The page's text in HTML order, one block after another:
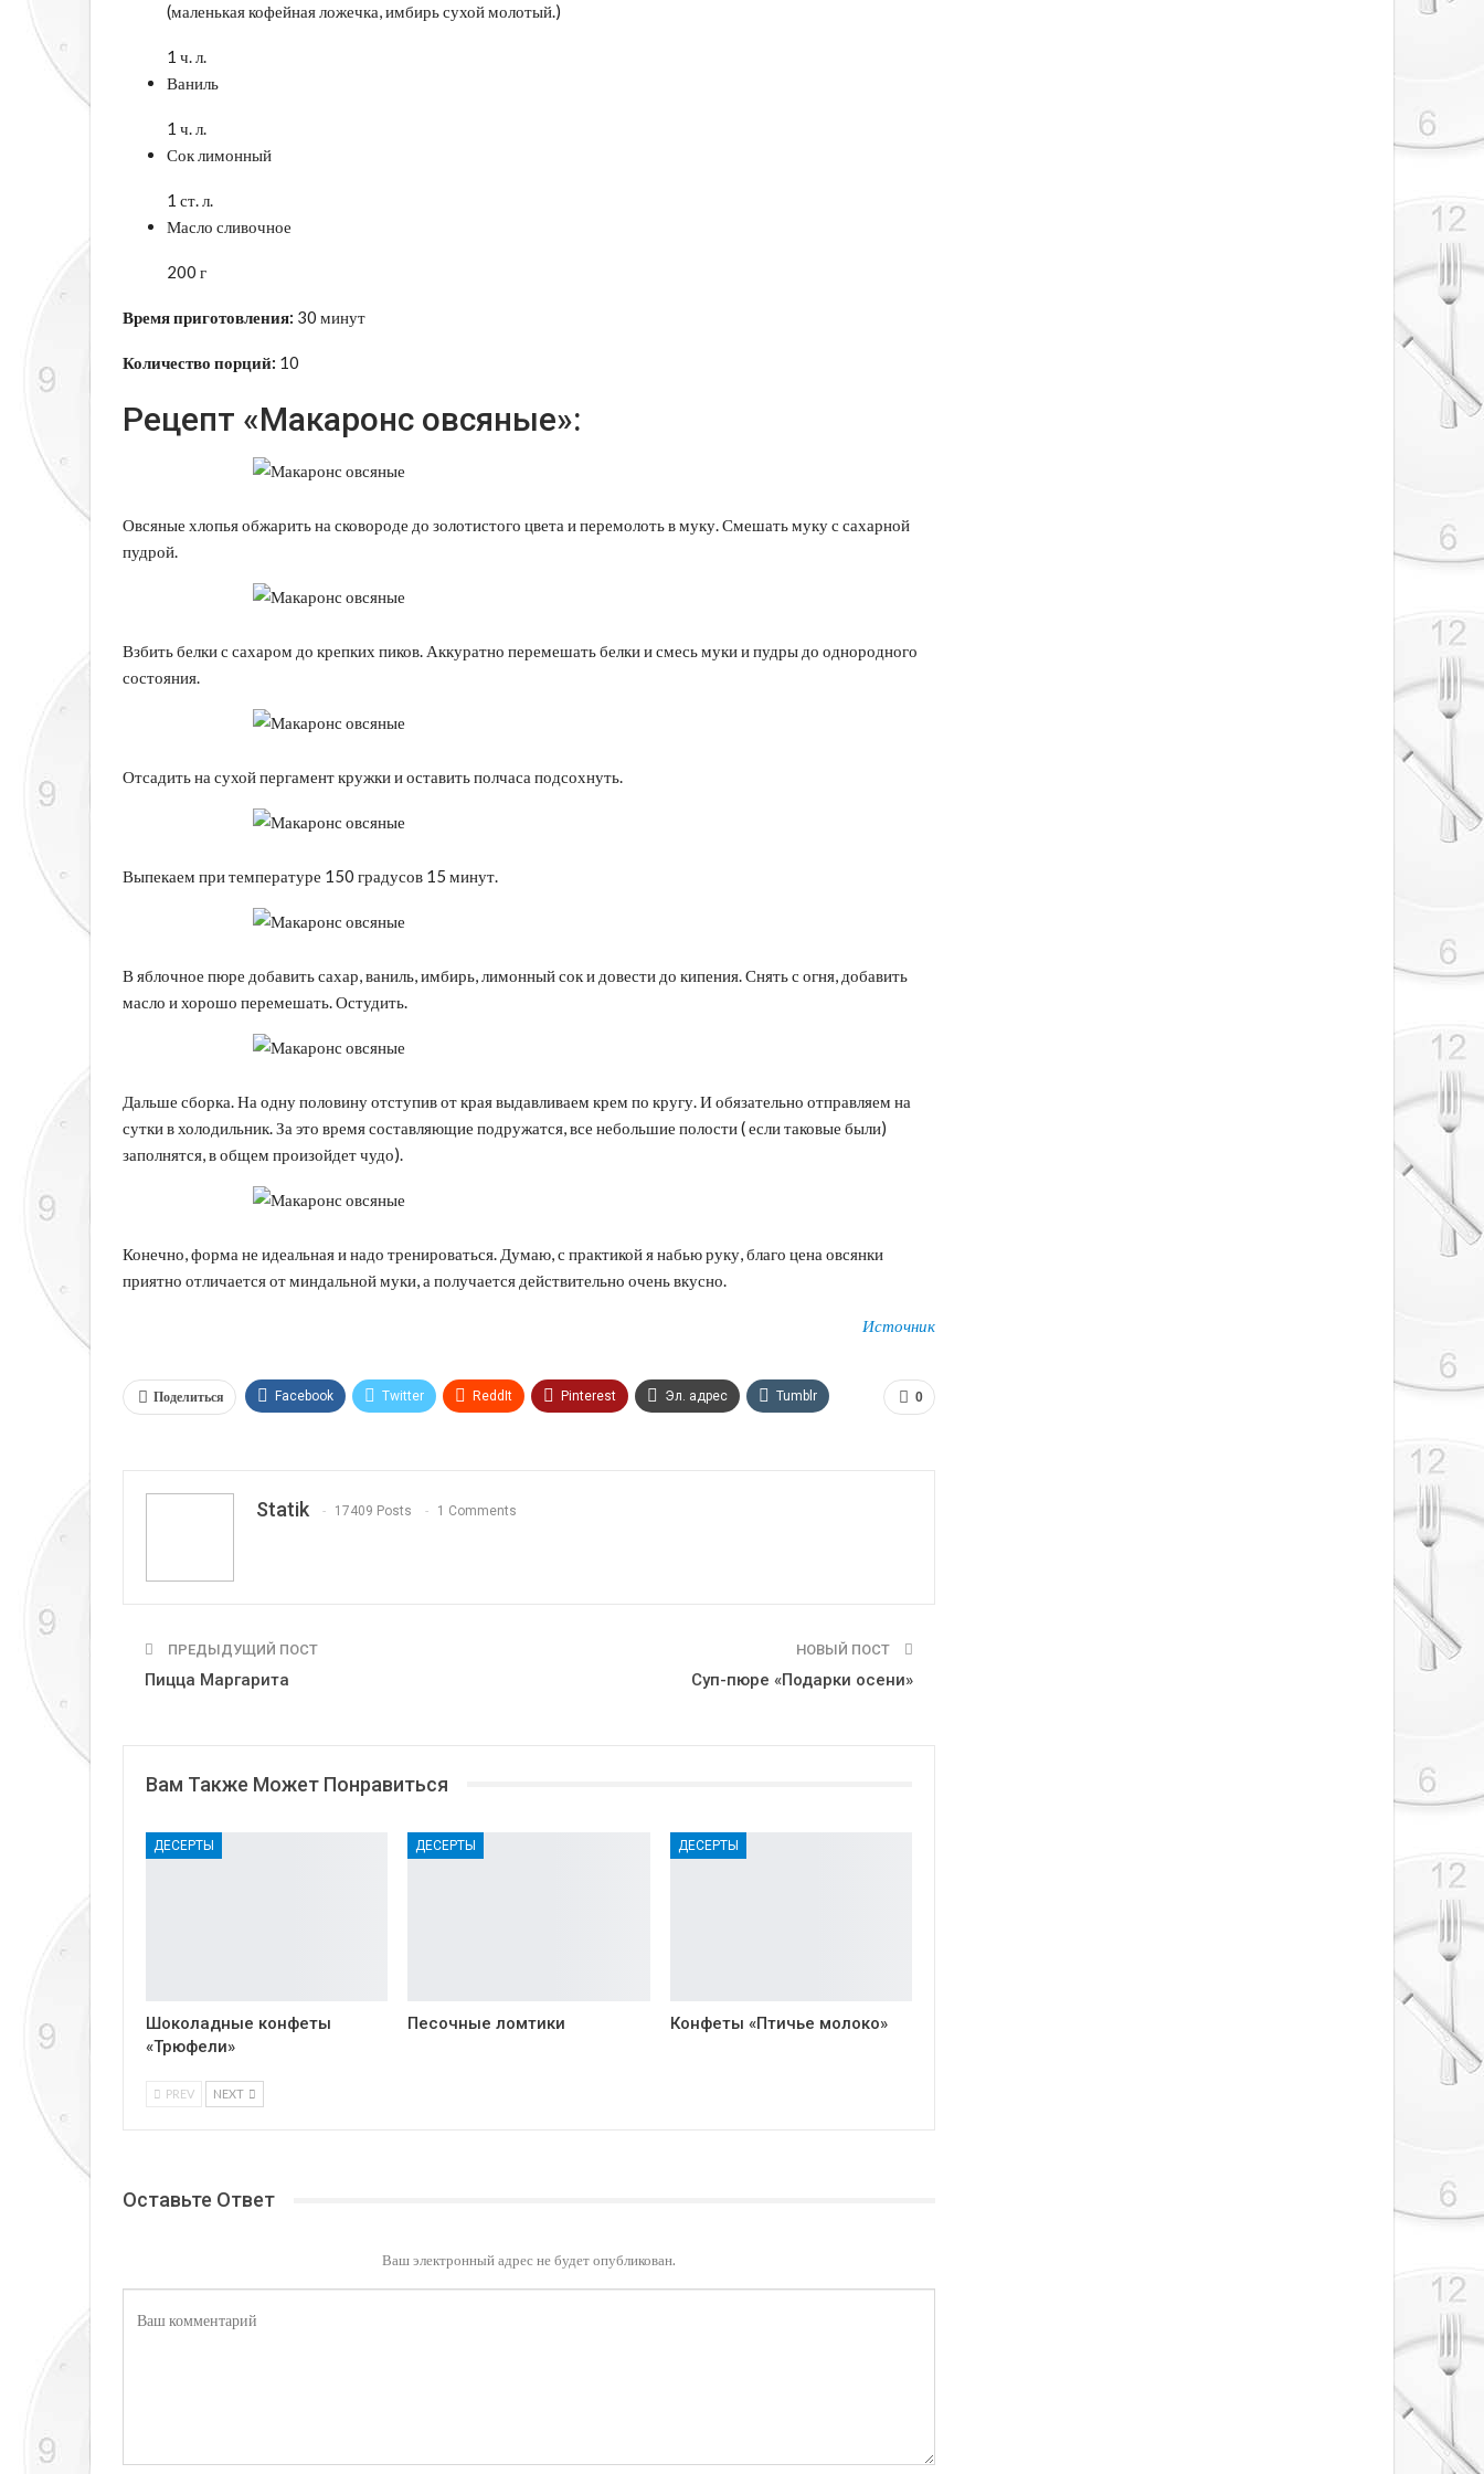
(маленькая кофейная ложечка, имбирь сухой молотый.)
1 ч. л.
Ваниль
1 ч. л.
Сок лимонный
1 ст. л.
Масло сливочное
200 г
Время приготовления: 30 минут
Количество порций: 10
Рецепт «Макаронс овсяные»:
Овсяные хлопья обжарить на сковороде до золотистого цвета и перемолоть в муку. Смешать муку с сахарной
пудрой.
Взбить белки с сахаром до крепких пиков. Аккуратно перемешать белки и смесь муки и пудры до однородного
состояния.
Отсадить на сухой пергамент кружки и оставить полчаса подсохнуть.
Выпекаем при температуре 150 градусов 15 минут.
В яблочное пюре добавить сахар, ваниль, имбирь, лимонный сок и довести до кипения. Снять с огня, добавить
масло и хорошо перемешать. Остудить.
Дальше сборка. На одну половину отступив от края выдавливаем крем по кругу. И обязательно отправляем на
сутки в холодильник. За это время составляющие подружатся, все небольшие полости ( если таковые были)
заполнятся, в общем произойдет чудо).
Конечно, форма не идеальная и надо тренироваться. Думаю, с практикой я набью руку, благо цена овсянки
приятно отличается от миндальной муки, а получается действительно очень вкусно.
Источник
0
Поделиться Facebook Twitter ReddIt Pinterest Эл. адрес Tumblr
Statik 17409 Posts 1 Comments
ПРЕДЫДУЩИЙ ПОСТ
Пицца Маргарита
НОВЫЙ ПОСТ
Суп-пюре «Подарки осени»
Вам Также Может Понравиться
ДЕСЕРТЫ
Шоколадные конфеты
«Трюфели»
ДЕСЕРТЫ
Песочные ломтики
ДЕСЕРТЫ
Конфеты «Птичье молоко»
PREV NEXT
Оставьте Ответ
Ваш электронный адрес не будет опубликован.